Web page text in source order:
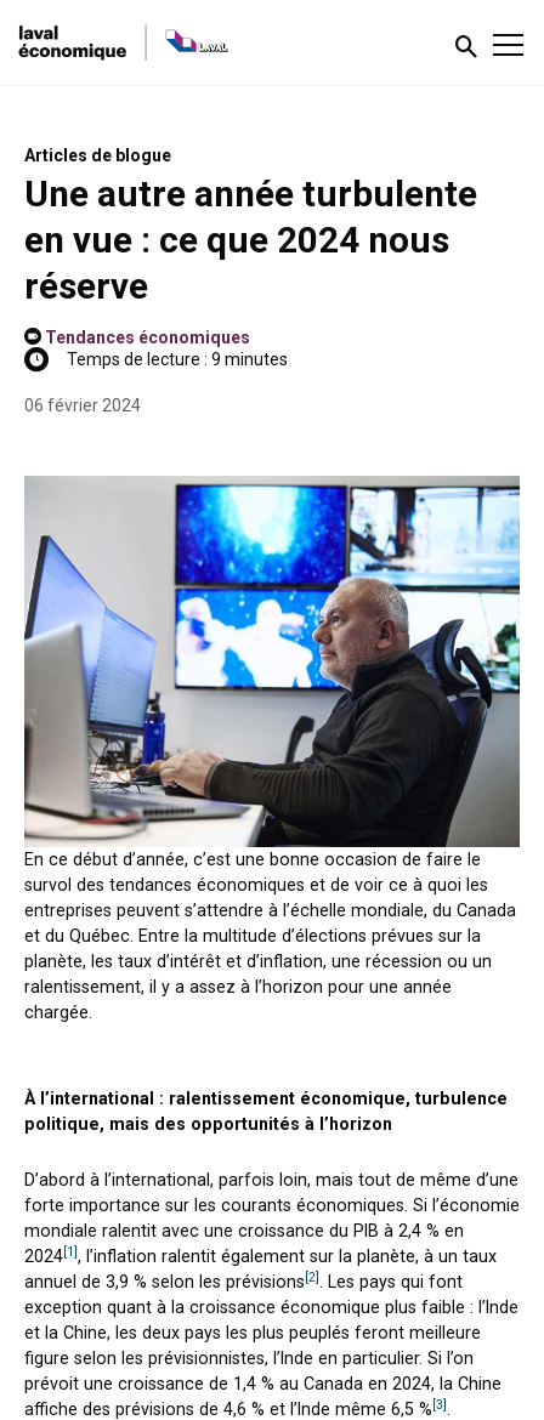
Articles de blogue
Une autre année turbulente
en vue : ce que 2024 nous
réserve
Tendances économiques
Temps de lecture : 9 minutes
06 février 2024
En ce début d’année, c’est une bonne occasion de faire le
survol des tendances économiques et de voir ce à quoi les
entreprises peuvent s’attendre à l’échelle mondiale, du Canada
et du Québec. Entre la multitude d’élections prévues sur la
planète, les taux d’intérêt et d’inflation, une récession ou un
ralentissement, il y a assez à l’horizon pour une année
chargée.
À l’international : ralentissement économique, turbulence
politique, mais des opportunités à l’horizon
D’abord à l’international, parfois loin, mais tout de même d’une
forte importance sur les courants économiques. Si l’économie
mondiale ralentit avec une croissance du PIB à 2,4 % en
2024[1], l’inflation ralentit également sur la planète, à un taux
annuel de 3,9 % selon les prévisions [2]
. Les pays qui font
exception quant à la croissance économique plus faible : l’Inde
et la Chine, les deux pays les plus peuplés feront meilleure
figure selon les prévisionnistes, l’Inde en particulier. Si l’on
prévoit une croissance de 1,4 % au Canada en 2024, la Chine
affiche des prévisions de 4,6 % et l’Inde même 6,5 % [3]